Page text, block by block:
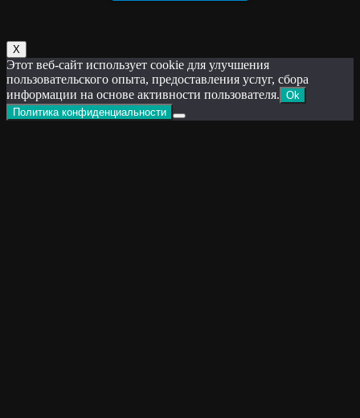
Х
Этот веб-сайт использует cookie для улучшения
пользовательского опыта, предоставления услуг, сбора
информации на основе активности пользователя. Ok
Политика конфиденциальности